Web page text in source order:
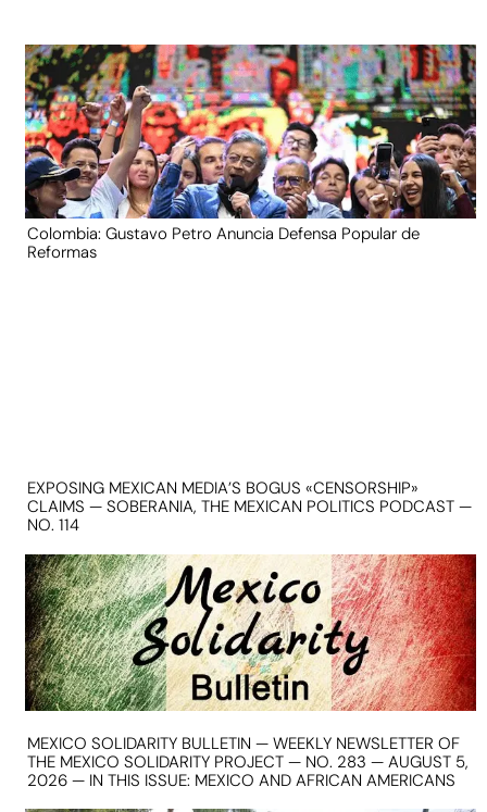
Colombia: Gustavo Petro Anuncia Defensa Popular de
Reformas
EXPOSING MEXICAN MEDIA’S BOGUS «CENSORSHIP»
CLAIMS — SOBERANIA, THE MEXICAN POLITICS PODCAST —
NO. 114
MEXICO SOLIDARITY BULLETIN — WEEKLY NEWSLETTER OF
THE MEXICO SOLIDARITY PROJECT — NO. 283 — AUGUST 5,
2026 — IN THIS ISSUE: MEXICO AND AFRICAN AMERICANS